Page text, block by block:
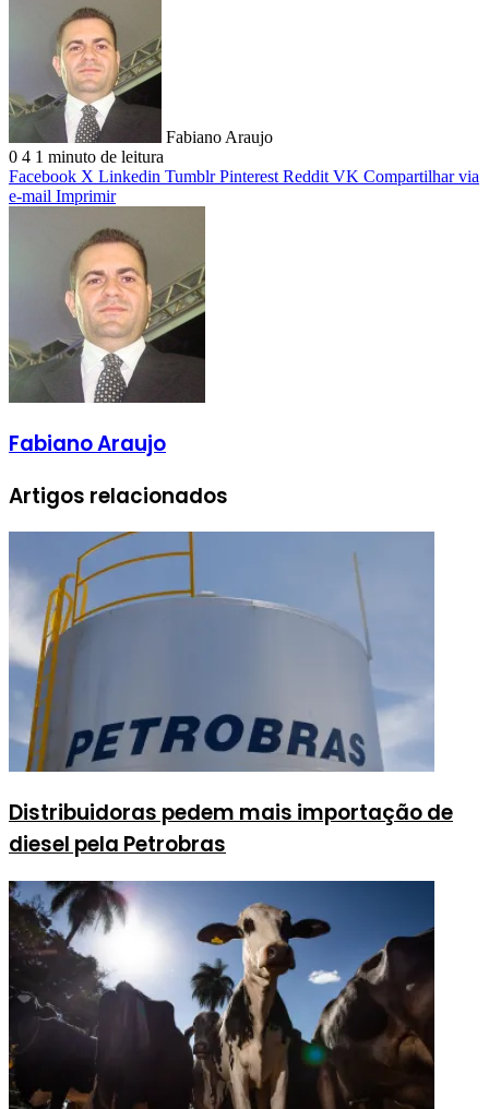
Fabiano Araujo
0 4 1 minuto de leitura
Facebook X Linkedin Tumblr Pinterest Reddit VK Compartilhar via
e-mail Imprimir
Fabiano Araujo
Artigos relacionados
Distribuidoras pedem mais importação de
diesel pela Petrobras